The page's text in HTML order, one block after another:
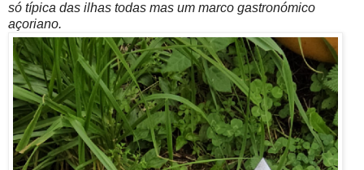
só típica das ilhas todas mas um marco gastronómico
açoriano.